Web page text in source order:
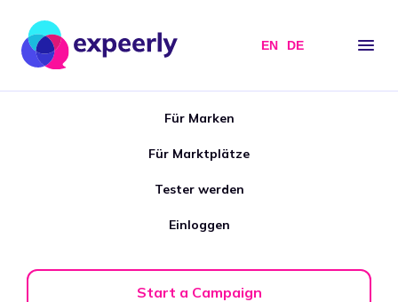
EN DE
Für Marken
Für Marktplätze
Tester werden
Einloggen
Start a Campaign